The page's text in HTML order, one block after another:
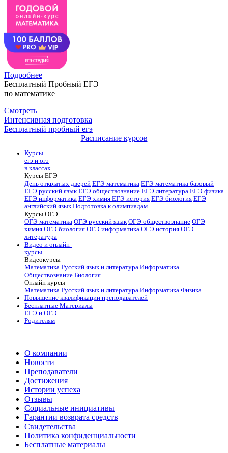
Подробнее
Бесплатный Пробный ЕГЭ
по математике
Смотреть
Интенсивная подготовка
Бесплатный пробный егэ
Расписание курсов
Курсы
егэ и огэ
в классах
Курсы ЕГЭ
День открытых дверей ЕГЭ математика ЕГЭ математика базовый
ЕГЭ русский язык ЕГЭ обществознание ЕГЭ литература ЕГЭ физика
ЕГЭ информатика ЕГЭ химия ЕГЭ история ЕГЭ биология ЕГЭ
английский язык Подготовка к олимпиадам
Курсы ОГЭ
ОГЭ математика ОГЭ русский язык ОГЭ обществознание ОГЭ
химия ОГЭ биология ОГЭ информатика ОГЭ история ОГЭ
литература
Видео и онлайн-
курсы
Видеокурсы
Математика Русский язык и литература Информатика
Обществознание Биология
Онлайн курсы
Математика Русский язык и литература Информатика Физика
Повышение квалификации преподавателей
Бесплатные Материалы
ЕГЭ и ОГЭ
Родителям
О компании
Новости
Преподаватели
Достижения
Истории успеха
Отзывы
Социальные инициативы
Гарантии возврата средств
Свидетельства
Политика конфиденциальности
Бесплатные материалы